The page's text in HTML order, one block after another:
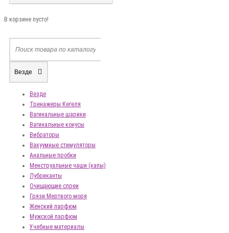
В корзине пусто!
Везде
Везде
Тренажеры Кегеля
Вагинальные шарики
Вагинальные конусы
Вибраторы
Вакуумные стимуляторы
Анальные пробки
Менструальные чаши (капы)
Лубриканты
Очищающие спреи
Грязи Мертвого моря
Женский парфюм
Мужской парфюм
Учебные материалы